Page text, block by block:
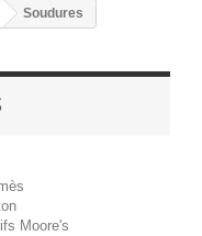
Soudures
Moore's